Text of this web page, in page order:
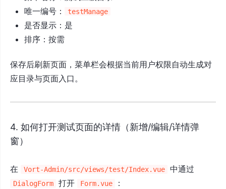
唯一编号：
testManage
是否显示：是
排序：按需
保存后刷新页面，菜单栏会根据当前用户权限自动生成对
应目录与页面入口。
4. 如何打开测试页面的详情（新增/编辑/详情弹
窗）
在 Vort-Admin/src/views/test/Index.vue 中通过
DialogForm 打开 Form.vue ：